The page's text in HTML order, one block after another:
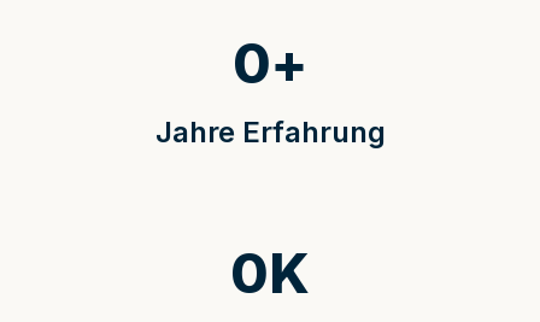
Jahre Erfahrung
0+
0K